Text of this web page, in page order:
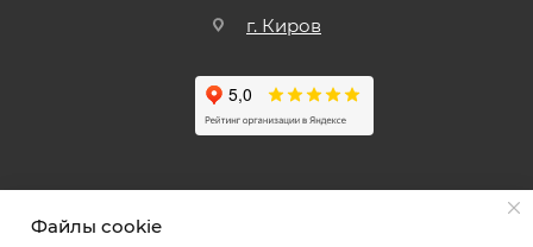
г. Киров
Файлы cookie